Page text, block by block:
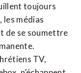
toujours
les médias
de se soumettre
TV,